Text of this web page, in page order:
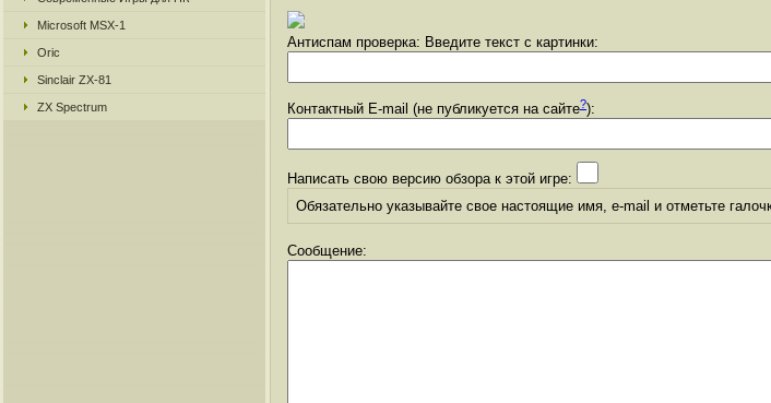
Microsoft MSX-1
Oric
Sinclair ZX-81
ZX Spectrum
Антиспам проверка: Введите текст с картинки:
Контактный E-mail (не публикуется на сайте?):
Написать свою версию обзора к этой игре:
Обязательно указывайте свое настоящие имя, e-mail и отметьте
Сообщение: